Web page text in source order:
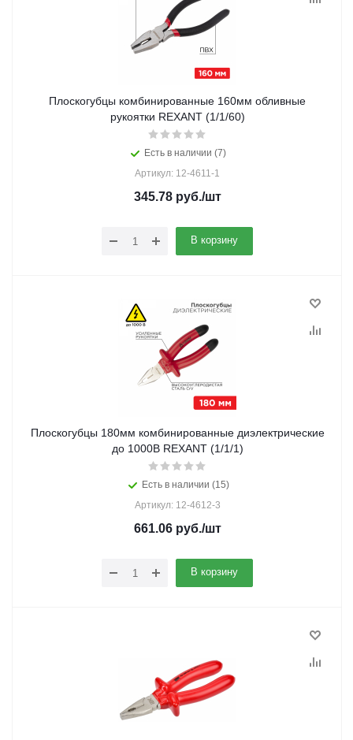
Плоскогубцы комбинированные 160мм обливные
рукоятки REXANT (1/1/60)
Есть в наличии (7)
Артикул: 12-4611-1
345.78руб./шт
В корзину
Плоскогубцы 180мм комбинированные диэлектрические
до 1000В REXANT (1/1/1)
Есть в наличии (15)
Артикул: 12-4612-3
661.06руб./шт
В корзину